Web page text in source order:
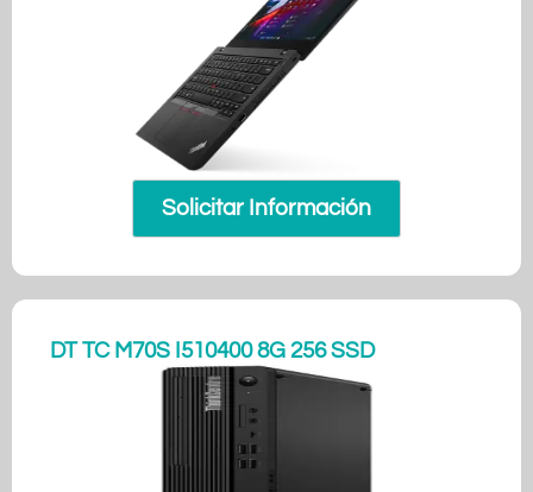
Solicitar Información
DT TC M70S I510400 8G 256 SSD